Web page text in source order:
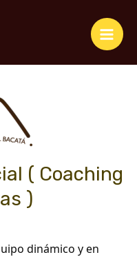
( Coaching
)
dinámico y en